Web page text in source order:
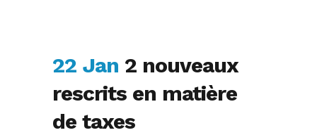
22 Jan 2 nouveaux
rescrits en matière
de taxes